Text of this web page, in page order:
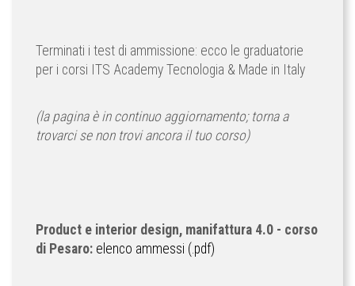
Terminati i test di ammissione: ecco le graduatorie
per i corsi ITS Academy Tecnologia & Made in Italy
(la pagina è in continuo aggiornamento; torna a
trovarci se non trovi ancora il tuo corso)
Product e interior design, manifattura 4.0 - corso
di Pesaro: elenco ammessi (.pdf)